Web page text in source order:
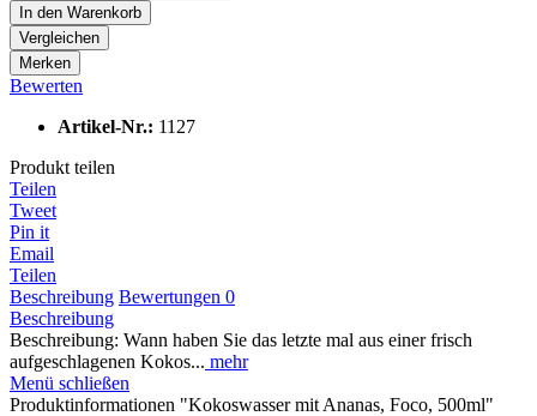
In den Warenkorb
Vergleichen
Merken
Bewerten
Artikel-Nr.: 1127
Produkt teilen
Teilen
Tweet
Pin it
Email
Teilen
Beschreibung Bewertungen 0
Beschreibung
Beschreibung: Wann haben Sie das letzte mal aus einer frisch
aufgeschlagenen Kokos... mehr
Menü schließen
Produktinformationen "Kokoswasser mit Ananas, Foco, 500ml"